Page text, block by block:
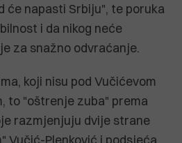
će napasti Srbiju", te poruka
i da nikog neće
za snažno odvraćanje.
koji nisu pod Vučićevom
to "oštrenje zuba" prema
razmjenjuju dvije strane
Vučić-Plenković i podsjeća